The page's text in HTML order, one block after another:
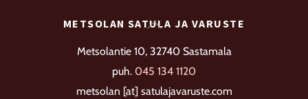
tehdä
valinnat
tuotteen
sivulla.
Back
METSOLAN SATULA JA VARUSTE
Metsolantie 10, 32740 Sastamala
puh. 045 134 1120
metsolan [at] satulajavaruste.com